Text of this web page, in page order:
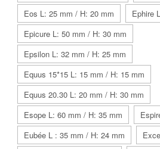
Eos L: 25 mm / H: 20 mm
Ephire
Epicure L: 50 mm / H: 30 mm
Epsilon L: 32 mm / H: 25 mm
Equus 15*15 L: 15 mm / H: 15 mm
Equus 20.30 L: 20 mm / H: 30 mm
Esope L: 60 mm / H: 35 mm
Eubée L : 35 mm / H: 24 mm